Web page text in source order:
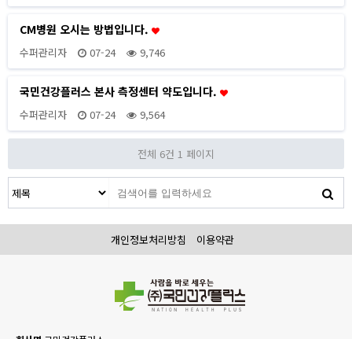
CM병원 오시는 방법입니다.
수퍼관리자 07-24 9,746
국민건강플러스 본사 측정센터 약도입니다.
수퍼관리자 07-24 9,564
전체 6건 1 페이지
개인정보처리방침 이용약관